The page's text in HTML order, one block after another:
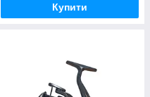
Купити